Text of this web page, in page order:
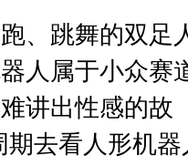
跳舞的双足
人属于小众赛
讲出性感的故
期去看人形机